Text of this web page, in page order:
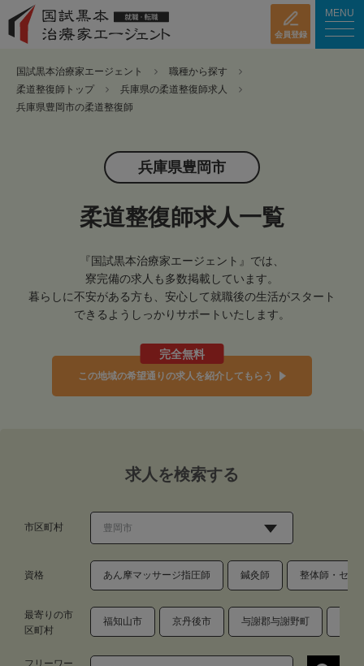
会員登録
MENU
国試黒本治療家エージェント
職種から探す
柔道整復師トップ
兵庫県の柔道整復師求人
兵庫県豊岡市の柔道整復師
兵庫県豊岡市
柔道整復師求人一覧
『国試黒本治療家エージェント』では、
寮完備の求人も多数掲載しています。
暮らしに不安がある方も、安心して就職後の生活がスタート
できるようしっかりサポートいたします。
完全無料
この地域の希望通りの求人を紹介してもらう
求人を検索する
市区町村
資格 あん摩マッサージ指圧師 鍼灸師 整体師・セラ
最寄りの市
区町村
福知山市 京丹後市 与謝郡与謝野町
フリーワー